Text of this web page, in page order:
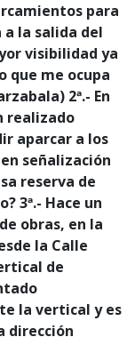
para
la salida del
visibilidad ya
que me ocupa
2ª.- En
realizado
aparcar a los
señalización
reserva de
3ª.- Hace un
obras, en la
la Calle
de
la vertical y es
dirección